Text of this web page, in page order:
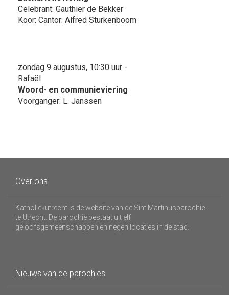
Celebrant: Gauthier de Bekker
Koor: Cantor: Alfred Sturkenboom
zondag 9 augustus, 10:30 uur -
Rafaël
Woord- en communieviering
Voorganger: L. Janssen
Over ons
Katholiekutrecht is de website van de Sint Martinusparochie
te Utrecht. De parochie bestaat uit elf
geloofsgemeenschappen en negen locaties in de stad.
Nieuws van de parochies